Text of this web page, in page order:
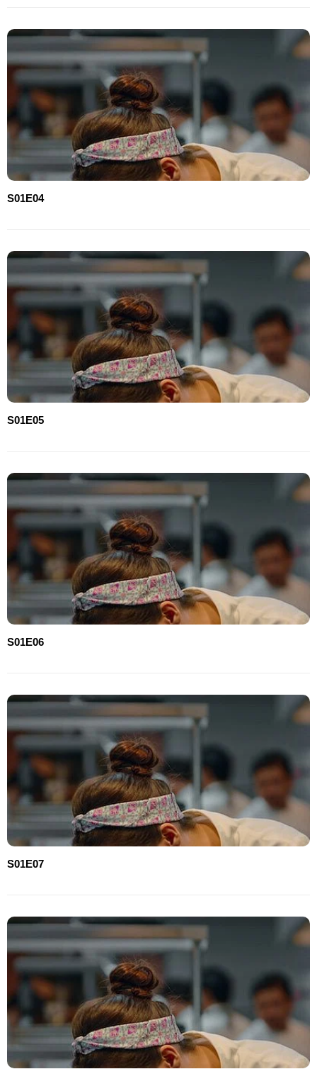
S01E04
S01E05
S01E06
S01E07